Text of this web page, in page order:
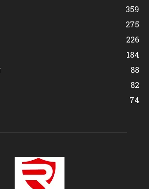
359
275
226
184
88
82
74